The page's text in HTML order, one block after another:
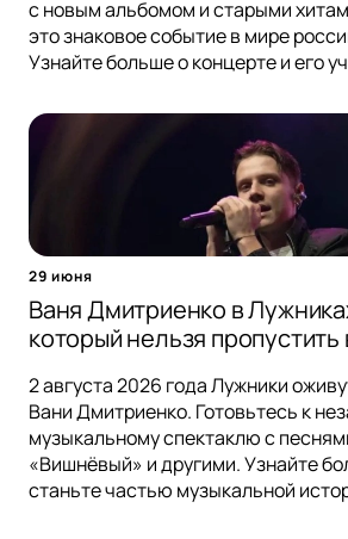
с новым альбомом и старыми
это знаковое событие в мире
Узнайте больше о концерте и его
29 июня
Ваня Дмитриенко в
который нельзя пропустить
2 августа 2026 года Лужники
Вани Дмитриенко. Готовьтесь к
музыкальному спектаклю с
«Вишнёвый» и другими. Узнайте
станьте частью музыкальной